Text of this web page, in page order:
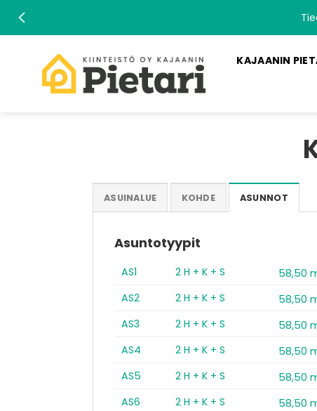
KAJAANIN
ASUINALUE KOHDE ASUNNOT
Asuntotyypit
AS1 2 H + K + S 58,50
AS2
2 H + K + S 58,50
AS3
2 H + K + S 58,50
AS4
2 H + K + S 58,50
AS5
2 H + K + S 58,50
AS6
2 H + K + S 58,50